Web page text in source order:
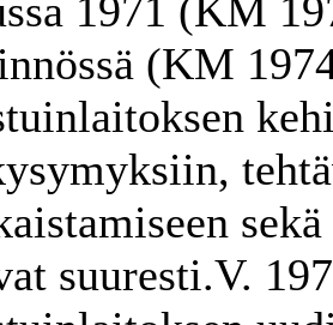
1971 (KM
(KM
suuresti.V.